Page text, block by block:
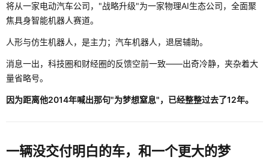
将从一家电动汽车公司，"战略升级"为一家物理AI生态公司，全面聚
焦具身智能机器人赛道。
人形与仿生机器人，是主力；汽车机器人，退居辅助。
消息一出，科技圈和财经圈的反馈空前一致——出奇冷静，夹杂着大
量省略号。
因为距离他2014年喊出那句"为梦想窒息"，已经整整过去了12年。
一辆没交付明白的车，和一个更大的梦